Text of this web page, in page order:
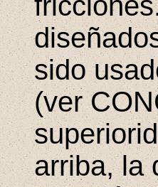
sido
(ver
arriba, la